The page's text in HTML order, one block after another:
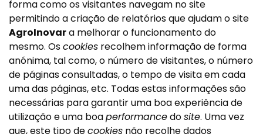
forma como os visitantes navegam no site
permitindo a criação de relatórios que ajudam o site
AgroInovara melhorar o funcionamento do
mesmo. Oscookies recolhem informação de forma
anónima, tal como, o número de visitantes, o número
de páginas consultadas, o tempo de visita em cada
uma das páginas, etc. Todas estas informações são
necessárias para garantir uma boa experiência de
utilização e uma boaperformancedosite. Uma vez
que, este tipo decookies não recolhe dados